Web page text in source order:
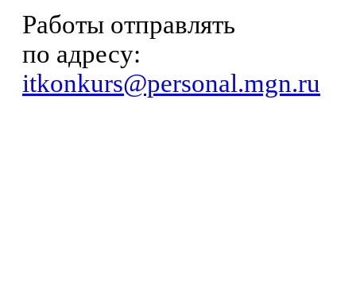
Работы отправлять
по адресу:
itkonkurs@personal.mgn.ru